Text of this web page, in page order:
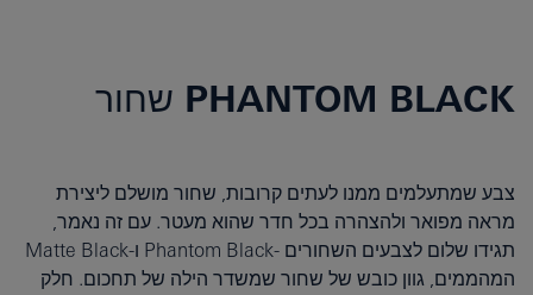
PHANTOM BLACK שחור
צבע שמתעלמים ממנו לעתים קרובות, שחור מושלם ליצירת
מראה מפואר ולהצהרה בכל חדר שהוא מעטר. עם זה נאמר,
תגידו שלום לצבעים השחורים -Phantom Black ו-Matte Black
המהממים, גוון כובש של שחור שמשדר הילה של תחכום. חלק